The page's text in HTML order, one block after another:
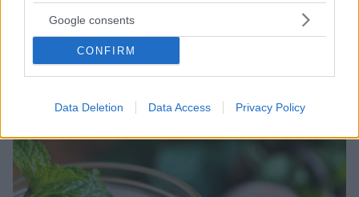
Google consents
CONFIRM
Data Deletion Data Access Privacy Policy
H μουστάρδα η σωστή για ντρέσινγκ και βινεγκρέτ
Το ντρέσινγκ μουστάρδας είναι πασπαρτού και
αναδεικνύει πολλά πιάτα δίνοντάς τους ένταση και
νοστιμιά με τις πικάντικές του νότες.